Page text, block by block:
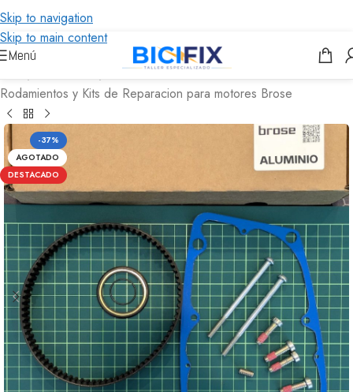
Skip to navigation
Skip to main content
Menú
Rodamientos y Kits de Reparacion para motores Brose
-37%
AGOTADO
DESTACADO